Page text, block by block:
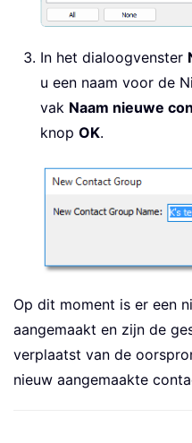
In het dialoogvenster
u een naam voor de
vak Naam nieuwe
knop OK.
Op dit moment is er een
aangemaakt en zijn de
verplaatst van de
nieuw aangemaakte